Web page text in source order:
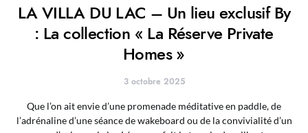
LA VILLA DU LAC – Un lieu exclusif By
: La collection « La Réserve Private
Homes »
3 octobre 2025
Que l’on ait envie d’une promenade méditative en paddle, de
l’adrénaline d’une séance de wakeboard ou de la convivialité d’un